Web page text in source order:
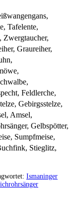
Tafelente,
Zwergtaucher,
Graureiher,
Feldlerche,
Gebirgsstelze,
Amsel,
Gelbspötter,
Sumpfmeise,
Stieglitz,
Ismaninger